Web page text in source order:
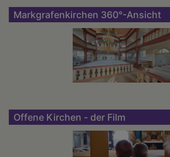
Markgrafenkirchen 360°-Ansicht
Offene Kirchen - der Film